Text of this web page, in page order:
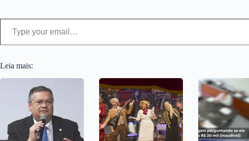
Type your email…
Leia mais: